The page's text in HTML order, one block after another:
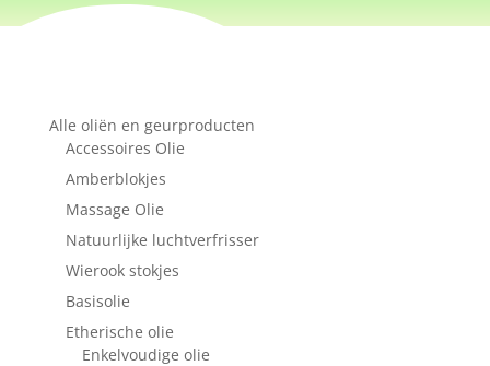
Alle oliën en geurproducten
Accessoires Olie
Amberblokjes
Massage Olie
Natuurlijke luchtverfrisser
Wierook stokjes
Basisolie
Etherische olie
Enkelvoudige olie